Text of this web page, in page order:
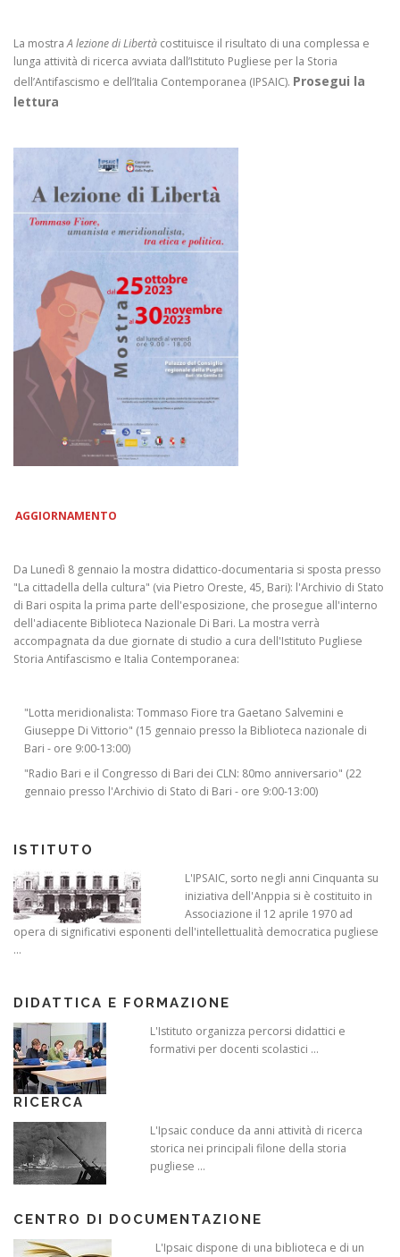
La mostraA lezione di Libertà costituisce il risultato di una complessa e
lunga attività di ricerca avviata dall’Istituto Pugliese per la Storia
dell’Antifascismo e dell’Italia Contemporanea (IPSAIC). Prosegui la
lettura
AGGIORNAMENTO
Da Lunedì 8 gennaio la mostra didattico-documentaria si sposta presso
"La cittadella della cultura" (via Pietro Oreste, 45, Bari): l'Archivio di Stato
di Bari ospita la prima parte dell'esposizione, che prosegue all'interno
dell'adiacente Biblioteca Nazionale Di Bari. La mostra verrà
accompagnata da due giornate di studio a cura dell'Istituto Pugliese
Storia Antifascismo e Italia Contemporanea:
"Lotta meridionalista: Tommaso Fiore tra Gaetano Salvemini e
Giuseppe Di Vittorio" (15 gennaio presso la Biblioteca nazionale di
Bari - ore 9:00-13:00)
"Radio Bari e il Congresso di Bari dei CLN: 80mo anniversario" (22
gennaio presso l'Archivio di Stato di Bari - ore 9:00-13:00)
ISTITUTO
L'IPSAIC, sorto negli anni Cinquanta su
iniziativa dell'Anppia si è costituito in
Associazione il 12 aprile 1970 ad
opera di significativi esponenti dell'intellettualità democratica pugliese
...
DIDATTICA E FORMAZIONE
L'Istituto organizza percorsi didattici e
formativi per docenti scolastici ...
RICERCA
L'Ipsaic conduce da anni attività di ricerca
storica nei principali filone della storia
pugliese ...
CENTRO DI DOCUMENTAZIONE
L'Ipsaic dispone di una biblioteca e di un